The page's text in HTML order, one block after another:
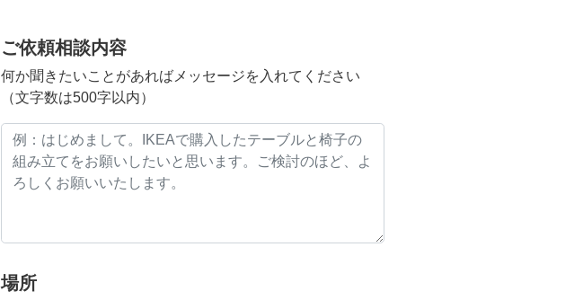
ご依頼相談内容
何か聞きたいことがあればメッセージを入れてください
（文字数は500字以内）
場所